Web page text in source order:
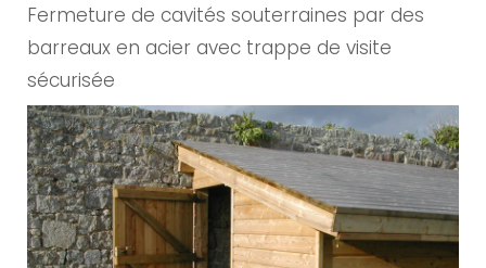
Fermeture de cavités souterraines par des
barreaux en acier avec trappe de visite
sécurisée